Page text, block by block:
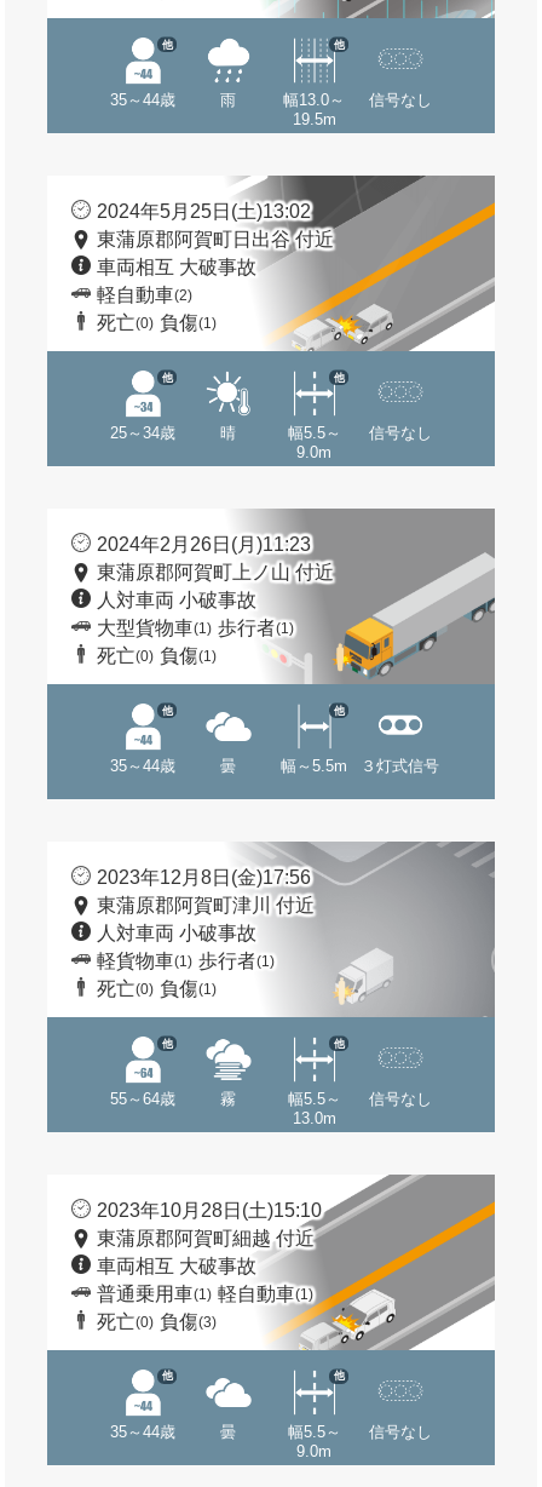
35～44歳
他
雨
幅13.0～
19.5m
他
信号なし
2024年5月25日(土)13:02
東蒲原郡阿賀町日出谷 付近
車両相互 大破事故
軽自動車(2)
死亡(0) 負傷(1)
25～34歳
他
晴
幅5.5～
9.0m
他
信号なし
2024年2月26日(月)11:23
東蒲原郡阿賀町上ノ山 付近
人対車両 小破事故
大型貨物車(1) 歩行者(1)
死亡(0) 負傷(1)
35～44歳
他
曇 幅～5.5m
他
３灯式信号
2023年12月8日(金)17:56
東蒲原郡阿賀町津川 付近
人対車両 小破事故
軽貨物車(1) 歩行者(1)
死亡(0) 負傷(1)
55～64歳
他
霧
幅5.5～
13.0m
他
信号なし
2023年10月28日(土)15:10
東蒲原郡阿賀町細越 付近
車両相互 大破事故
普通乗用車(1) 軽自動車(1)
死亡(0) 負傷(3)
35～44歳
他
曇
幅5.5～
9.0m
他
信号なし